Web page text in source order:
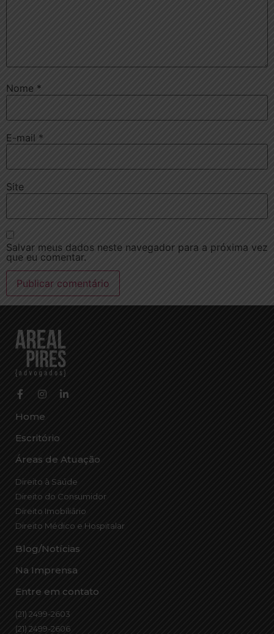
Nome *
E-mail *
Site
Salvar meus dados neste navegador para a próxima vez
que eu comentar.
Home
Escritório
Áreas de Atuação
Direito à Saúde
Direito do Consumidor
Direito Imobiliário
Direito Médico e Hospitalar
Blog/Notícias
Na Imprensa
Entre em contato
(21) 2499-2603
(21) 2499-2606